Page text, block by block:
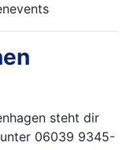
steht dir
06039 9345-